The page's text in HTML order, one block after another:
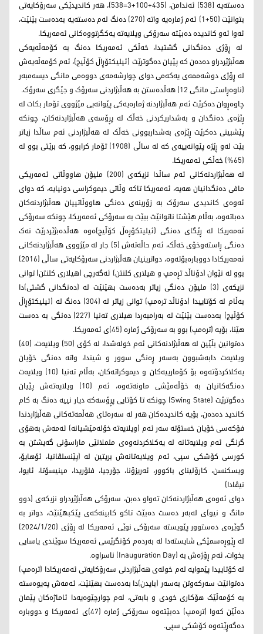
دەستەیە [538] ئەندامن، (435+100+3=538)، هەر کاندیدێکی سەرۆکایەتی
بتوانێت (50+1) ئەم ژمارەیە واتە (270) دەنگ لەم دەستەیە بەدەست بێنێت،
ئەوا ئەو کاندیدە دەبێتە سەرۆکی ویلایه‌تە یەکگرتووەکانی ئه‌مه‌ریكا.
لە ڕۆژی دەنگدانی گشتیدا، خەڵکی ئه‌مه‌ریكا دەنگ بە کۆمەڵەیەکی
هەڵبژێردراو دەدەن کە پێیان دەگوترێت (ئیلیکتۆڕاڵ کۆڵیج)، ئەم کۆمەڵەیەش
لە ڕۆژی دوشەممەی یەکەمی دوای چوارشەمەی دووەمی مانگی دیسەمبەر
(ناوەڕاستی مانگی 12) هەڵدەستن بە هەڵبژاردنی سەرۆک و جێگری سەرۆک.
چاوەڕوان دەکرێت ئەم هەڵبژاردنە ژمارەیەکی پێوانەیی مێژووی تۆمار بکات لە
ڕێژەی دەنگدان و بەشداریکردنی خەڵک لە پڕۆسەی هەڵبژاردنەکان، چونکە
پێشبینی دەکرێت ڕێژەی بەشداربوونی خەڵک لە هەڵبژاردنی ئەم ساڵدا زیاتر
بێت لەو ڕێژە پێوانەییەی کە لە ساڵی (1908) تۆمار کرابوو، کە برێتی بوو لە
(65%) خەڵکی ئه‌مه‌ریكا.
لە هەڵبژاردنەکانی ئەم ساڵدا نزیکەی (200) ملیۆن هاووڵاتی ئه‌مه‌ریكی
مافی دەنگدانیان هەیە، ئه‌مه‌ریكا تاکە وڵاتی دیموکراسی دونیایە، کە دوای
ئەوەی کاندیدی سەرۆک بە زۆرینەی دەنگی هاووڵاتییان هەڵبژاردنەکان
دەباتەوە، بەڵام هێشتا ناتوانێت ببێت بە سەرۆکی ئه‌مه‌ریكا، چونکە سەرۆکی
ئه‌مه‌ریكا لە ڕێگای دەنگی (ئیلیتکۆڕەڵ کۆڵیج)ەوە هەڵدەبژێردرێت نەک
دەنگی ڕاستەوخۆی خەڵک، ئەم حاڵەتەش (5) جار لە مێژووی هەڵبژاردنەکانی
ئه‌مه‌ریكادا دووبارەبۆتەوە، دواترینیان هەڵبژاردنی سەرۆکایەتی ساڵی (2016)
بوو لە نێوان (دۆناڵد تڕەمپ و هیلاری کلنتن) ئەگەرچی (هیلاری کلنتن) توانی
نزیکەی (3) ملیۆن دەنگی زیاتر بەدەست بهێنێت لە (دەنگدانی گشتی)دا
بەڵام لە کۆتاییدا (دۆناڵد تره‌مپ) توانی زیاتر لە (304) دەنگ لە (ئیلیکتۆڕاڵ
کۆڵیج) بەدەست بێنێت لە بەرامبەردا هیلاری تەنیا (227) دەنگی بە دەست
هێنا، بۆیە (تره‌مپ) بوو بە سەرۆکی ژمارە (45)ی ئه‌مه‌ریكا.
دەتوانین بڵێین لە هەڵبژادنەکانی ئەم خولەشدا، لە کۆی (50) ویلایه‌ت، (40)
ویلایه‌ت دابەشبوون بەسەر ڕەنگی سوور و شیندا، واتە دەنگی خۆیان
یەکلاکردۆتەوە بۆ کۆمارییەکان و دیموکراتەکان، بەڵام تەنیا (10) ویلایه‌ت
دەنگەکانیان بە خۆڵەمێشی ماونەتەوە، ئەم (10) ویلایه‌تەش پێیان
دەگوترێت (Swing State) چونکە تا کۆتایی پڕۆسەکە دیار نییە دەنگ بە کام
کاندید دەدەن، بۆیە کاندیدەکان هەر لە سەرەتای هەڵمەتەکانی هەڵبژاردندا
فۆکەسی خۆیان خستۆتە سەر ئەم (ویلایه‌تە خۆلەمێشیانە) ئەمەش بەهۆی
گرنگی ئەم ویلایه‌تانە لە یەکلاکردنەوەی ململانێی ماراسۆنی گەیشتن بە
کورسی کۆشکی سپی، ئەم ویلایه‌تانەش بریتین لە (پێنسلڤانیا، ئۆهایۆ،
ویسکنسن، کارۆلینای باکوور، ئەریزۆنا، جۆرجیا، فلۆریدا، مینیسۆتا، ئایوا،
نیڤادا)
دوای ئەوەی هەڵبژاردنەکان تەواو دەبن، سەرۆکی هەڵبژێردراو نزیکەی (دوو
مانگ و نیو)ی لەبەر دەست دەبێت تاکو کابینەکەی پێکبهێنێت، دواتر بە
گوێرەی دەستوور پێویستە سەرۆکی نوێی ئه‌مه‌ریكا لە ڕۆژی (2024/1/20)
لە ڕێوڕەسمێکی شایستەدا لە بەردەم کۆنگرێسی ئه‌مه‌ریكا سوێندی یاسایی
بخوات، ئەم ڕۆژەش بە (Inauguration Day) ناسراوە.
لە کۆتاییدا پێموایە لەم خولەی هەڵبژاردنی سەرۆکایەتی ئەمەریکادا (ترەمپ)
دەتوانێت سەرکەوتن بەسەر (بایدن)دا بەدەست بهێنێت، ئەمەش پەیوەستە
بە کۆمەڵێک هۆکاری خودی و بابەتی، لەم چوارچێوەیەدا ئاماژەکان پێمان
دەڵێن کەوا (ترەمپ) دەبێتەوە سەرۆکی ژمارە (47)ی ئەمەریکا و دووبارە
دەگەڕێتەوە کۆشکی سپی.